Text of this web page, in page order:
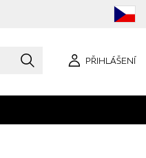
PŘIHLÁŠENÍ